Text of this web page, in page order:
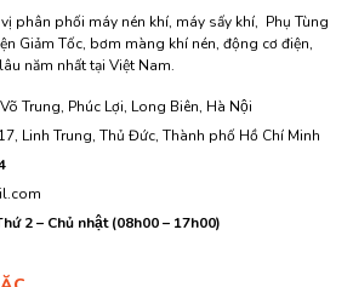
phân phối máy nén khí, máy sấy khí, Phụ Tùng
Giảm Tốc, bơm màng khí nén, động cơ điện,
năm nhất tại Việt Nam.
Trung, Phúc Lợi, Long Biên, Hà Nội
Linh Trung, Thủ Đức, Thành phố Hồ Chí Minh
2 – Chủ nhật (08h00 – 17h00)